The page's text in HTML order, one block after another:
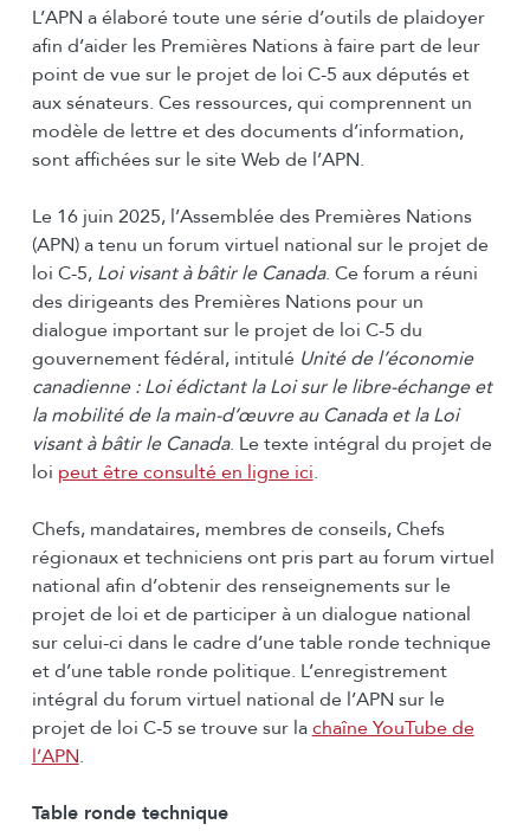
L’APN a élaboré toute une série d’outils de plaidoyer
afin d’aider les Premières Nations à faire part de leur
point de vue sur le projet de loi C-5 aux députés et
aux sénateurs. Ces ressources, qui comprennent un
modèle de lettre et des documents d’information,
sont affichées sur le site Web de l’APN.
Le 16 juin 2025, l’Assemblée des Premières Nations
(APN) a tenu un forum virtuel national sur le projet de
loi C-5, Loi visant à bâtir le Canada. Ce forum a réuni
des dirigeants des Premières Nations pour un
dialogue important sur le projet de loi C-5 du
gouvernement fédéral, intitulé Unité de l’économie
canadienne : Loi édictant la Loi sur le libre-échange et
la mobilité de la main-d’œuvre au Canada et la Loi
visant à bâtir le Canada. Le texte intégral du projet de
loi peut être consulté en ligne ici.
Chefs, mandataires, membres de conseils, Chefs
régionaux et techniciens ont pris part au forum virtuel
national afin d’obtenir des renseignements sur le
projet de loi et de participer à un dialogue national
sur celui-ci dans le cadre d’une table ronde technique
et d’une table ronde politique. L’enregistrement
intégral du forum virtuel national de l’APN sur le
projet de loi C-5 se trouve sur lachaîne YouTube de
l’APN.
Table ronde technique